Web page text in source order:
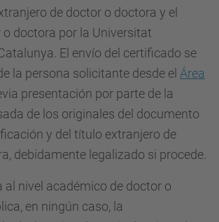
de doctor o doctora y el
doctora por la Universitat
El envío del certificado se
la persona solicitante desde el Área
presentación por parte de la
de los originales del documento
y del título extranjero de
debidamente legalizado si procede.
al nivel académico de doctor o
en ningún caso, la